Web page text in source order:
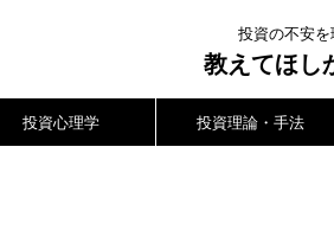
投資の不安
教えてほし
投資心理学 投資理論・手法